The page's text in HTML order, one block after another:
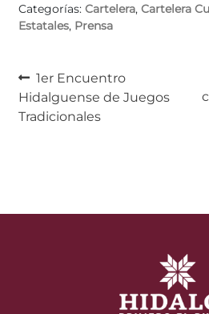
Categorías: Cartelera, Cartelera
Estatales, Prensa
Navegación
de
Anterior:
1er Encuentro
Hidalguense de Juegos
Tradicionales